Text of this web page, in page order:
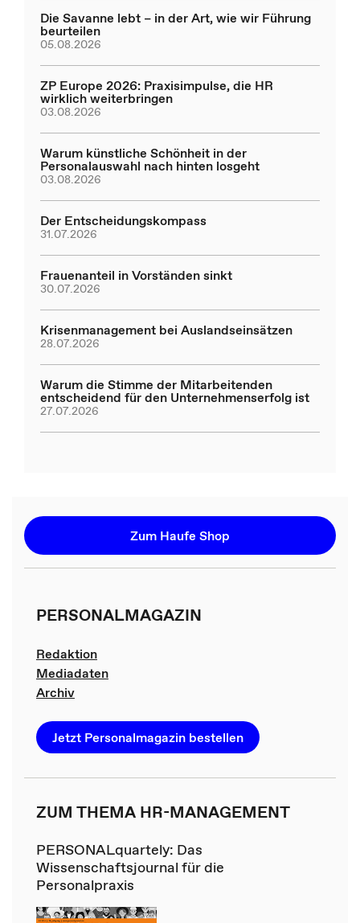
Die Savanne lebt – in der Art, wie wir Führung
beurteilen
05.08.2026
ZP Europe 2026: Praxisimpulse, die HR
wirklich weiterbringen
03.08.2026
Warum künstliche Schönheit in der
Personalauswahl nach hinten losgeht
03.08.2026
Der Entscheidungskompass
31.07.2026
Frauenanteil in Vorständen sinkt
30.07.2026
Krisenmanagement bei Auslandseinsätzen
28.07.2026
Warum die Stimme der Mitarbeitenden
entscheidend für den Unternehmenserfolg ist
27.07.2026
Zum Haufe Shop
PERSONALMAGAZIN
Redaktion
Mediadaten
Archiv
Jetzt Personalmagazin bestellen
ZUM THEMA HR-MANAGEMENT
PERSONALquartely: Das
Wissenschaftsjournal für die
Personalpraxis